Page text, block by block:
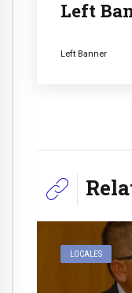
Left
Left Banner
LOCALES